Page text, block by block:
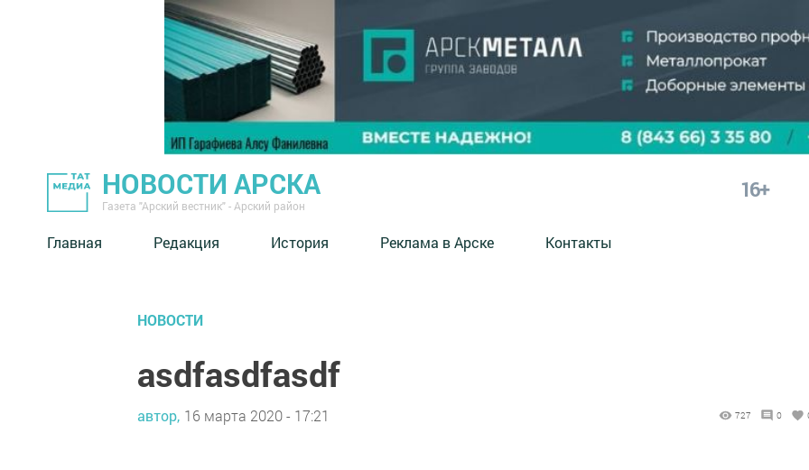
НОВОСТИ АРСКА
Газета "Арский вестник" - Арский район
16+
Главная Редакция История Реклама в Арске Контакты
НОВОСТИ
asdfasdfasdf
автор, 16 марта 2020 - 17:21 727 0